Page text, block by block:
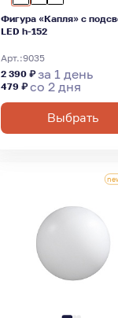
Фигура «Капля» с
LED h-152
Арт.:9035
2 390 ₽ за 1 день
479 ₽со 2 дня
Выбрать